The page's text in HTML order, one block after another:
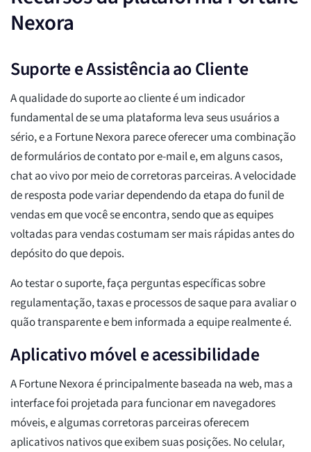
Nexora
Suporte e Assistência ao Cliente
A qualidade do suporte ao cliente é um indicador
fundamental de se uma plataforma leva seus usuários a
sério, e a Fortune Nexora parece oferecer uma combinação
de formulários de contato por e-mail e, em alguns casos,
chat ao vivo por meio de corretoras parceiras. A velocidade
de resposta pode variar dependendo da etapa do funil de
vendas em que você se encontra, sendo que as equipes
voltadas para vendas costumam ser mais rápidas antes do
depósito do que depois.
Ao testar o suporte, faça perguntas específicas sobre
regulamentação, taxas e processos de saque para avaliar o
quão transparente e bem informada a equipe realmente é.
Aplicativo móvel e acessibilidade
A Fortune Nexora é principalmente baseada na web, mas a
interface foi projetada para funcionar em navegadores
móveis, e algumas corretoras parceiras oferecem
aplicativos nativos que exibem suas posições. No celular,